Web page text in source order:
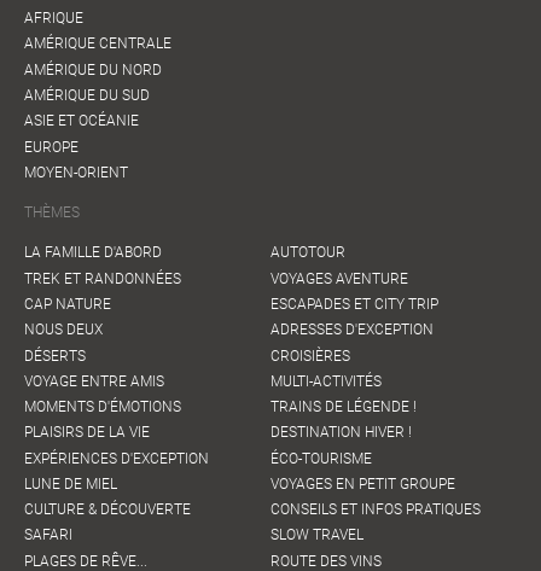
AFRIQUE
AMÉRIQUE CENTRALE
AMÉRIQUE DU NORD
AMÉRIQUE DU SUD
ASIE ET OCÉANIE
EUROPE
MOYEN-ORIENT
THÈMES
LA FAMILLE D'ABORD
TREK ET RANDONNÉES
CAP NATURE
NOUS DEUX
DÉSERTS
VOYAGE ENTRE AMIS
MOMENTS D'ÉMOTIONS
PLAISIRS DE LA VIE
EXPÉRIENCES D'EXCEPTION
LUNE DE MIEL
CULTURE & DÉCOUVERTE
SAFARI
PLAGES DE RÊVE...
AUTOTOUR
VOYAGES AVENTURE
ESCAPADES ET CITY TRIP
ADRESSES D'EXCEPTION
CROISIÈRES
MULTI-ACTIVITÉS
TRAINS DE LÉGENDE !
DESTINATION HIVER !
ÉCO-TOURISME
VOYAGES EN PETIT GROUPE
CONSEILS ET INFOS PRATIQUES
SLOW TRAVEL
ROUTE DES VINS